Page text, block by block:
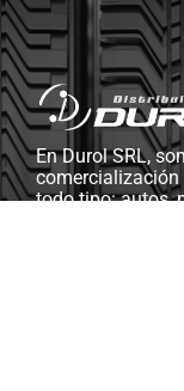
En Durol SRL,
comercialización
todo tipo: autos,